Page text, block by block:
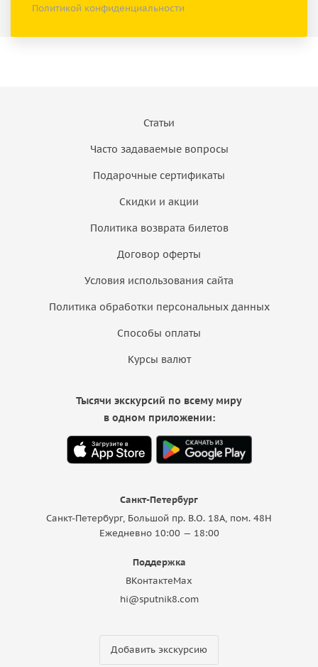
Политикой конфиденциальности
Статьи
Часто задаваемые вопросы
Подарочные сертификаты
Скидки и акции
Политика возврата билетов
Договор оферты
Условия использования сайта
Политика обработки персональных данных
Способы оплаты
Курсы валют
Санкт-Петербург
Санкт-Петербург, Большой пр. В.О. 18A, пом. 48Н
Ежедневно 10:00 — 18:00
Поддержка
ВКонтактеMax
hi@sputnik8.com
Добавить экскурсию
Тысячи экскурсий по всему миру
в одном приложении: